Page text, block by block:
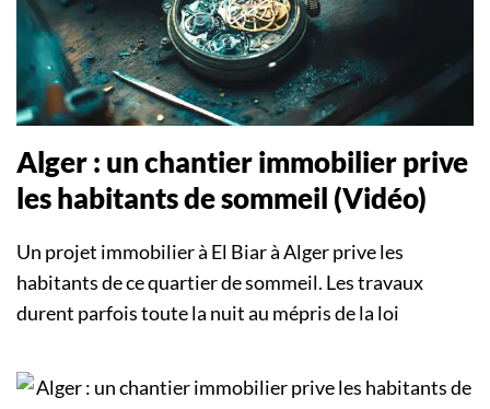
Alger : un chantier immobilier prive
les habitants de sommeil (Vidéo)
Un projet immobilier à El Biar à Alger prive les
habitants de ce quartier de sommeil. Les travaux
durent parfois toute la nuit au mépris de la loi